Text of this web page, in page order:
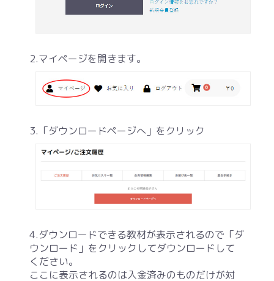
2.マイページを開きます。
3.「ダウンロードページへ」をクリック
4.ダウンロードできる教材が表示されるので「ダ
ウンロード」をクリックしてダウンロードして
ください。
ここに表示されるのは入金済みのものだけが対